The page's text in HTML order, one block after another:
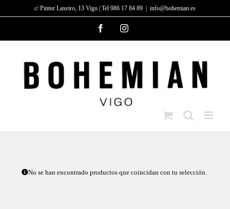
c/ Pintor Laxeiro, 13 Vigo | Tel 986 17 84 89 info@bohemian.es
FacebookInstagram
No se han encontrado productos que coincidan con tu selección.